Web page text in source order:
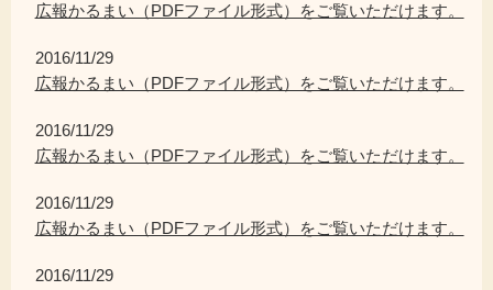
広報かるまい（PDFファイル形式）をご覧いただけます。
2016/11/29
広報かるまい（PDFファイル形式）をご覧いただけます。
2016/11/29
広報かるまい（PDFファイル形式）をご覧いただけます。
2016/11/29
広報かるまい（PDFファイル形式）をご覧いただけます。
2016/11/29